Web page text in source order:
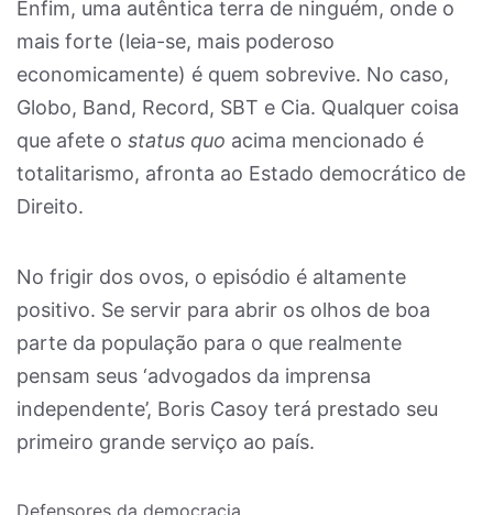
Enfim, uma autêntica terra de ninguém, onde o
mais forte (leia-se, mais poderoso
economicamente) é quem sobrevive. No caso,
Globo, Band, Record, SBT e Cia. Qualquer coisa
que afete o status quo acima mencionado é
totalitarismo, afronta ao Estado democrático de
Direito.
No frigir dos ovos, o episódio é altamente
positivo. Se servir para abrir os olhos de boa
parte da população para o que realmente
pensam seus ‘advogados da imprensa
independente’, Boris Casoy terá prestado seu
primeiro grande serviço ao país.
Defensores da democracia